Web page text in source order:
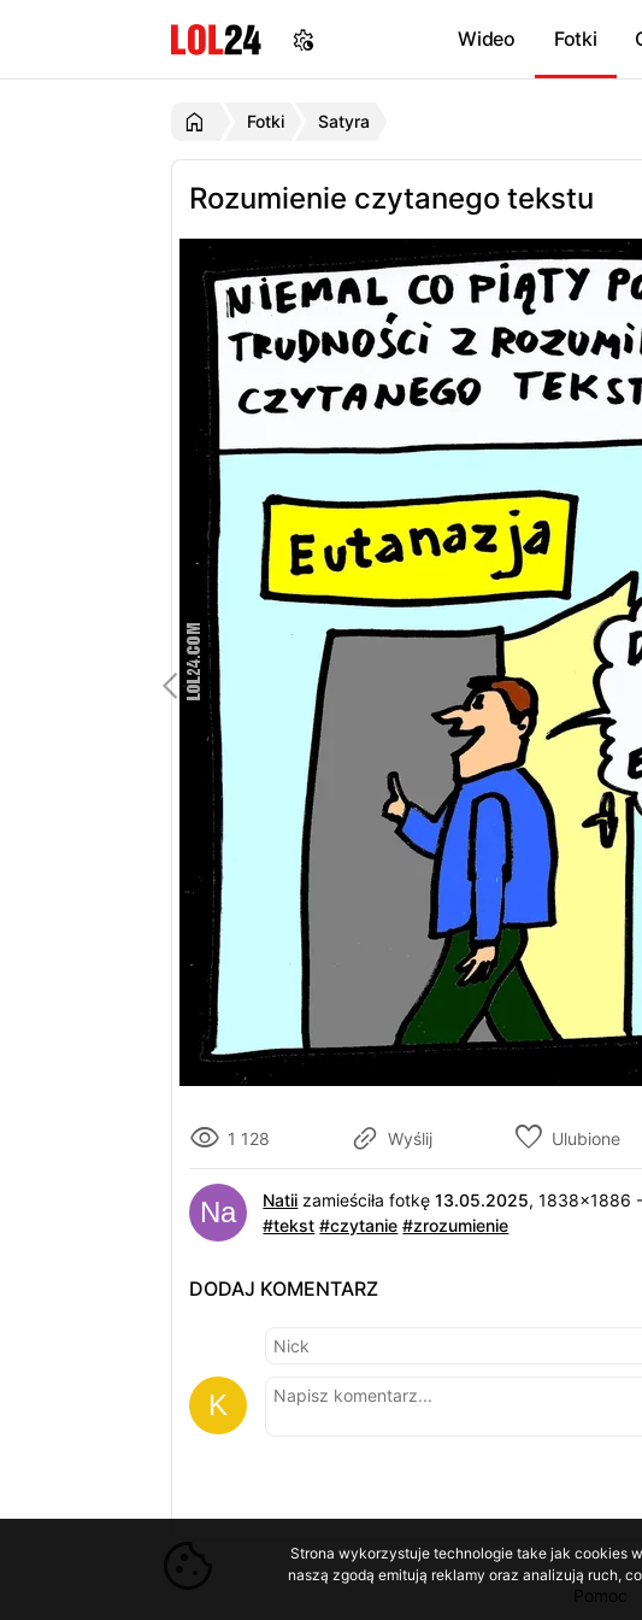
Wideo Fotki
Fotki Satyra
Rozumienie czytanego tekstu
1 128 Wyślij Ulubione
Natii zamieściła fotkę13.05.2025, 1838x1886
#tekst #czytanie #zrozumienie
DODAJ KOMENTARZ
Pomoc
Strona wykorzystuje technologie take jak cookies
naszą zgodą emitują reklamy oraz analizują ruch,